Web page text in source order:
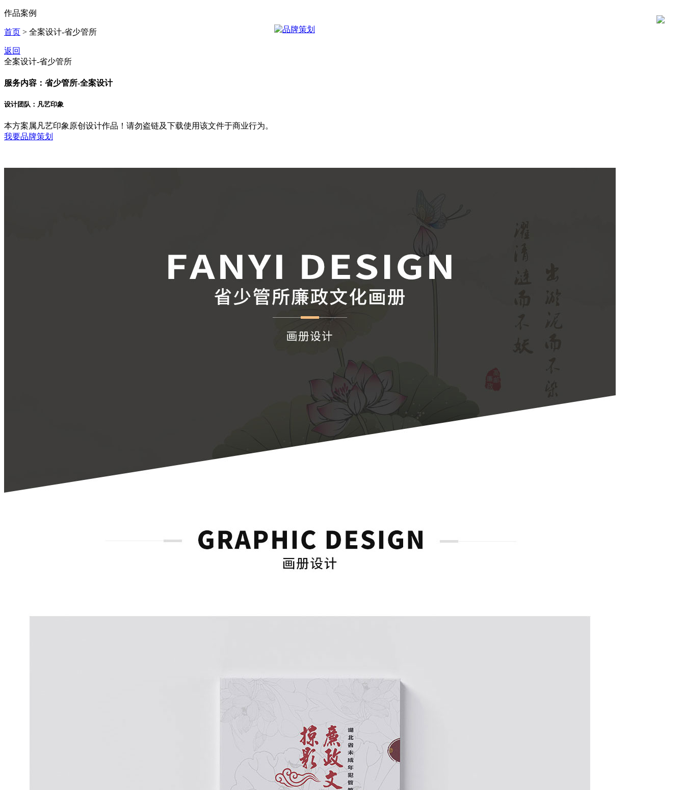
作品案例
首页 > 全案设计-省少管所
返回
全案设计-省少管所
服务内容：省少管所-全案设计
设计团队：凡艺印象
本方案属凡艺印象原创设计作品！请勿盗链及下载使用该文件于商业行为。
我要品牌策划